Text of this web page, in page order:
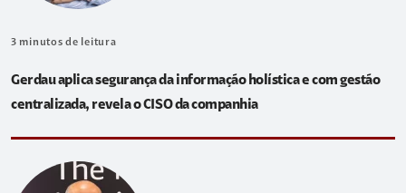
3 minutos de leitura
Gerdau aplica segurança da informação holística e com gestão
centralizada, revela o CISO da companhia